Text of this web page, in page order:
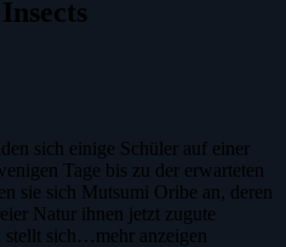
sich einige Schüler auf einer
Tage bis zu der erwarteten
sie sich Mutsumi Oribe an, deren
Natur ihnen jetzt zugute
stellt sich…mehr anzeigen